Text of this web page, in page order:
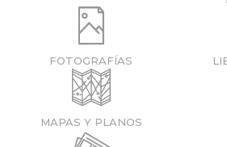
FOTOGRAFÍAS
MAPAS Y PLANOS